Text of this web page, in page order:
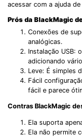
acessar com a ajuda
Prós da BlackMagic
Conexões de
analógicas.
Instalação USB:
adicionando
Leve: É simples
Fácil
fácil e parece
Contras BlackMagic
Ela suporta
Ela não permite